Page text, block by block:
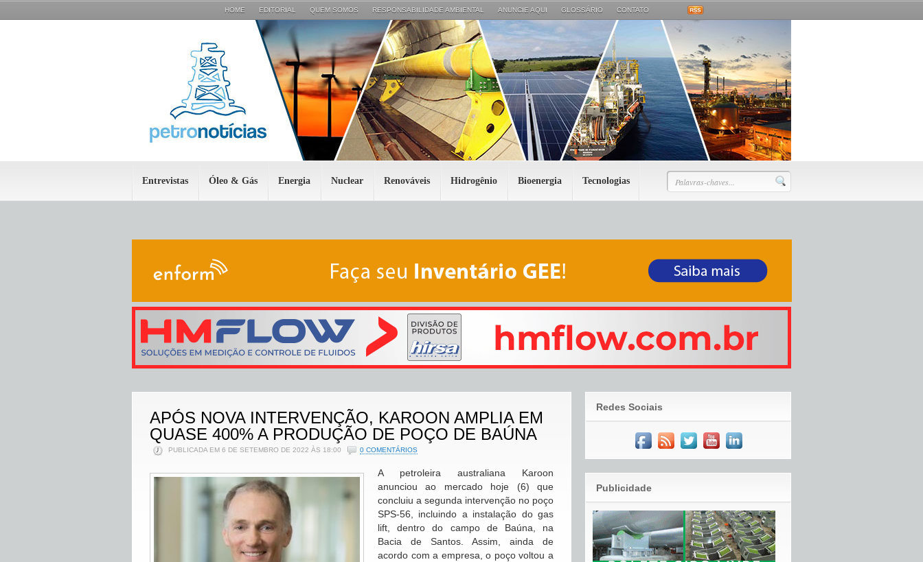
HOME EDITORIAL QUEM SOMOS RESPONSABILIDADE AMBIENTAL ANUNCIE AQUI GLOSSÁRIO CONTATO
Entrevistas Óleo & Gás Energia Nuclear Renováveis Hidrogênio Bioenergia Tecnologias
APÓS NOVA INTERVENÇÃO, KAROON AMPLIA EM
QUASE 400% A PRODUÇÃO DE POÇO DE BAÚNA
PUBLICADA EM 6 DE SETEMBRO DE 2022 ÀS 18:00 0 COMENTÁRIOS
A petroleira australiana Karoon
anunciou ao mercado hoje (6) que
concluiu a segunda intervenção no poço
SPS-56, incluindo a instalação do gas
lift, dentro do campo de Baúna, na
Bacia de Santos. Assim, ainda de
acordo com a empresa, o poço voltou a
Redes Sociais
Publicidade